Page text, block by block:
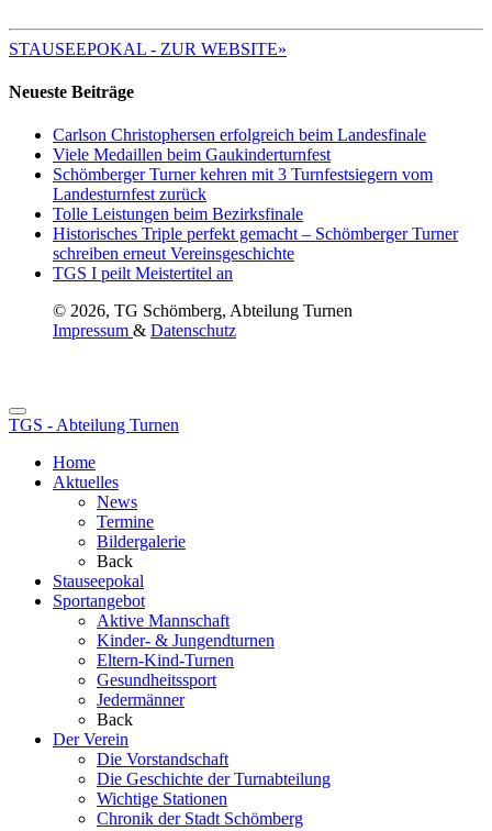
STAUSEEPOKAL - ZUR WEBSITE»
Neueste Beiträge
Carlson Christophersen erfolgreich beim Landesfinale
Viele Medaillen beim Gaukinderturnfest
Schömberger Turner kehren mit 3 Turnfestsiegern vom
Landesturnfest zurück
Tolle Leistungen beim Bezirksfinale
Historisches Triple perfekt gemacht – Schömberger Turner
schreiben erneut Vereinsgeschichte
TGS I peilt Meistertitel an
© 2026, TG Schömberg, Abteilung Turnen
Impressum & Datenschutz
TGS - Abteilung Turnen
Home
Aktuelles
News
Termine
Bildergalerie
Back
Stauseepokal
Sportangebot
Aktive Mannschaft
Kinder- & Jungendturnen
Eltern-Kind-Turnen
Gesundheitssport
Jedermänner
Back
Der Verein
Die Vorstandschaft
Die Geschichte der Turnabteilung
Wichtige Stationen
Chronik der Stadt Schömberg